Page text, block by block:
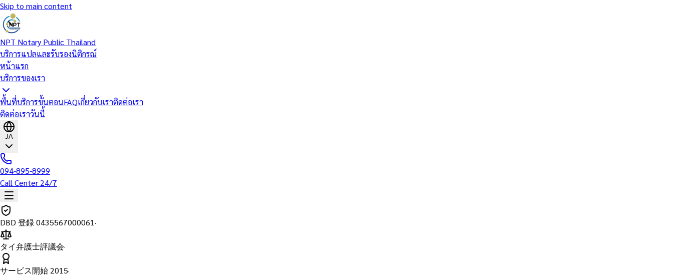
Skip to main content
NPT Notary Public Thailand
บริการแปลและรับรองนิติกรณ์
หน้าแรก
บริการของเรา
พื้นที่บริการขั้นตอนFAQเกี่ยวกับเราติดต่อเรา
ติดต่อเราวันนี้
JA
094-895-8999
Call Center 24/7
DBD 登録0435567000061·
タイ弁護士評議会·
サービス開始2015·